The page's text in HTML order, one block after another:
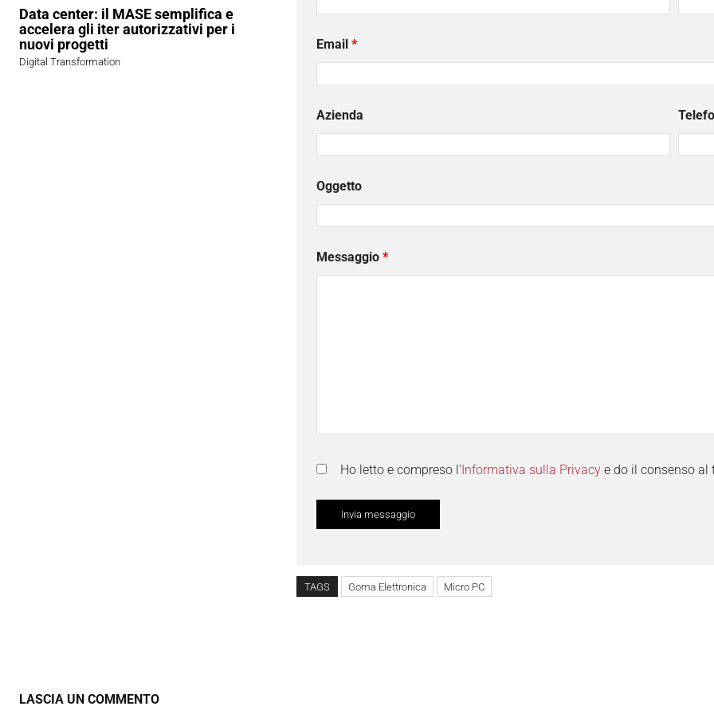
Data center: il MASE semplifica e
accelera gli iter autorizzativi per i
nuovi progetti
Digital Transformation
Email *
Azienda
Oggetto
Messaggio *
Ho letto e compreso l'Informativa sulla Privacy e do il consenso al
TAGS Goma Elettronica Micro PC
LASCIA UN COMMENTO